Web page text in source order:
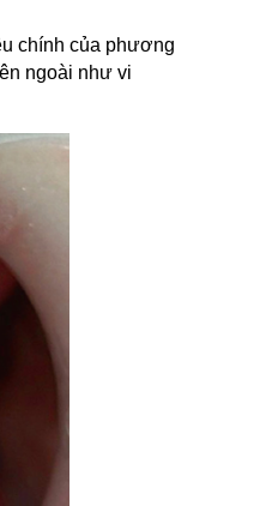
chính của phương
ngoài như vi